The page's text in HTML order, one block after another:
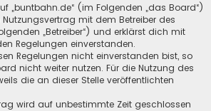
„buntbahn.de“ (im Folgenden „das Board“)
mit dem Betreiber des
„Betreiber“) und erklärst dich mit
Regelungen einverstanden.
Regelungen nicht einverstanden bist, so
nicht weiter nutzen. Für die Nutzung des
die an dieser Stelle veröffentlichten
wird auf unbestimmte Zeit geschlossen